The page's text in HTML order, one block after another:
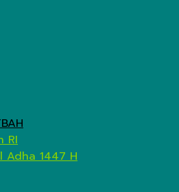
RI
Adha 1447 H